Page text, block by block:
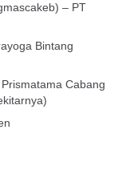
– PT
Bintang
Cabang